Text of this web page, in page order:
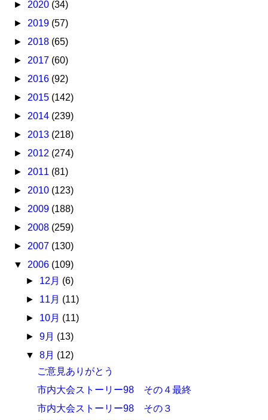
► 2020 (34)
► 2019 (57)
► 2018 (65)
► 2017 (60)
► 2016 (92)
► 2015 (142)
► 2014 (239)
► 2013 (218)
► 2012 (274)
► 2011 (81)
► 2010 (123)
► 2009 (188)
► 2008 (259)
► 2007 (130)
▼ 2006 (109)
► 12月 (6)
► 11月 (11)
► 10月 (11)
► 9月 (13)
▼ 8月 (12)
ご意見ありがとう
市内大会ストーリー98 その４最終
市内大会ストーリー98 その３